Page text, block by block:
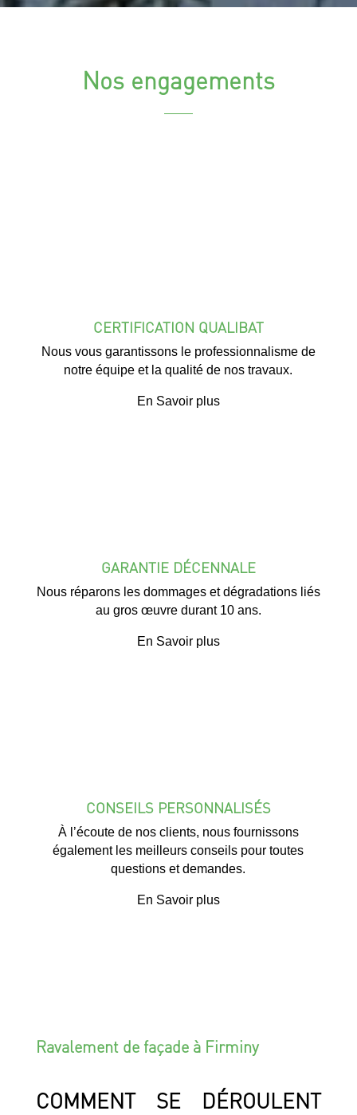
Nos engagements
CERTIFICATION QUALIBAT
Nous vous garantissons le professionnalisme de
notre équipe et la qualité de nos travaux.
En Savoir plus
GARANTIE DÉCENNALE
Nous réparons les dommages et dégradations liés
au gros œuvre durant 10 ans.
En Savoir plus
CONSEILS PERSONNALISÉS
À l’écoute de nos clients, nous fournissons
également les meilleurs conseils pour toutes
questions et demandes.
En Savoir plus
Ravalement de façade à Firminy
COMMENT SE DÉROULENT